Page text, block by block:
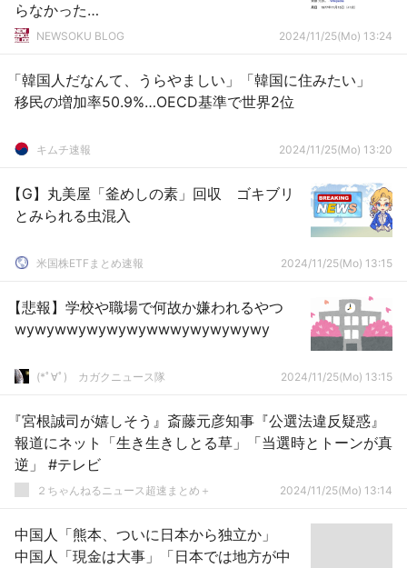
らなかった…
NEWSOKU BLOG 2024/11/25(Mo) 13:24
「韓国人だなんて、うらやましい」「韓国に住みたい」
移民の増加率50.9%…OECD基準で世界2位
キムチ速報 2024/11/25(Mo) 13:20
【G】丸美屋「釜めしの素」回収 ゴキブリ
とみられる虫混入
米国株ETFまとめ速報 2024/11/25(Mo) 13:15
【悲報】学校や職場で何故か嫌われるやつ
wywywwywywywywwwywywywywy
(*ﾟ∀ﾟ)ゞカガクニュース隊 2024/11/25(Mo) 13:15
『宮根誠司が嬉しそう』斎藤元彦知事『公選法違反疑惑』
報道にネット「生き生きしとる草」「当選時とトーンが真
逆」 #テレビ
２ちゃんねるニュース超速まとめ＋ 2024/11/25(Mo) 13:14
中国人「熊本、ついに日本から独立か」
中国人「現金は大事」「日本では地方が中